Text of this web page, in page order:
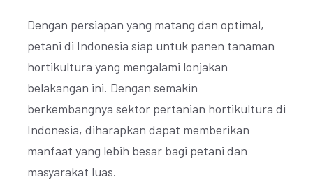
Dengan persiapan yang matang dan optimal,
petani di Indonesia siap untuk panen tanaman
hortikultura yang mengalami lonjakan
belakangan ini. Dengan semakin
berkembangnya sektor pertanian hortikultura di
Indonesia, diharapkan dapat memberikan
manfaat yang lebih besar bagi petani dan
masyarakat luas.